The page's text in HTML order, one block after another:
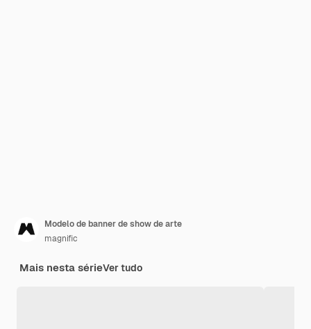
Modelo de banner de show de arte
magnific
Mais nesta sérieVer tudo